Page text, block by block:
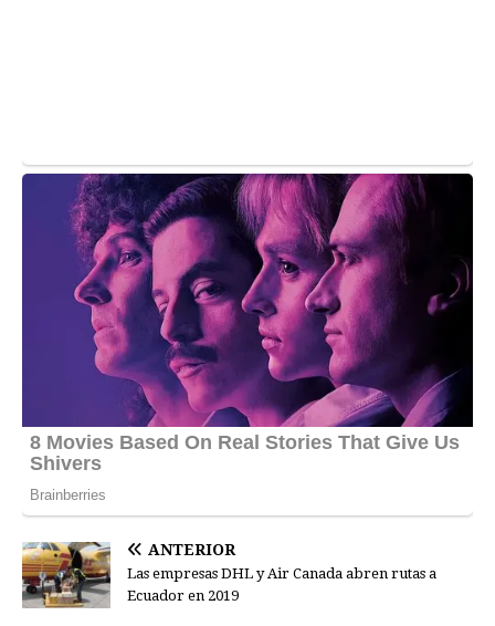
ANTERIOR
Las empresas DHL y Air Canada abren rutas a
Ecuador en 2019